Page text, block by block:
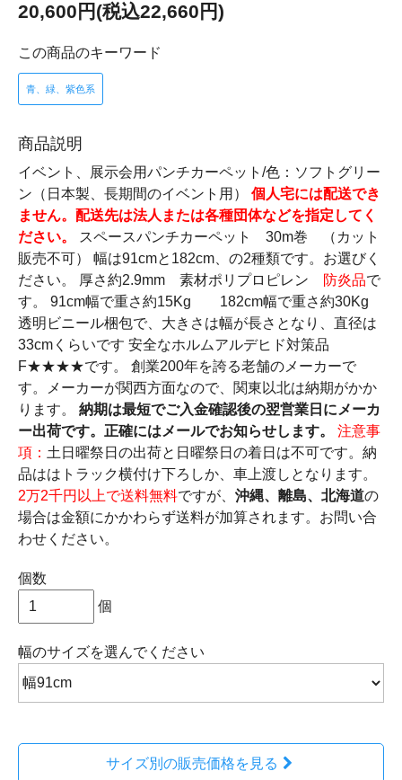
20,600円(税込22,660円)
この商品のキーワード
青、緑、紫色系
商品説明
イベント、展示会用パンチカーペット/色：ソフトグリー
ン（日本製、長期間のイベント用） 個人宅には配送でき
ません。配送先は法人または各種団体などを指定してく
ださい。
スペースパンチカーペット 30m巻 （カット
販売不可） 幅は91cmと182cm、の2種類です。お選びく
ださい。 厚さ約2.9mm 素材ポリプロピレン
防炎品で
す。 91cm幅で重さ約15Kg 182cm幅で重さ約30Kg
透明ビニール梱包で、大きさは幅が長さとなり、直径は
33cmくらいです 安全なホルムアルデヒド対策品
F★★★★です。 創業200年を誇る老舗のメーカーで
す。メーカーが関西方面なので、関東以北は納期がかか
ります。 納期は最短でご入金確認後の翌営業日にメーカ
ー出荷です。正確にはメールでお知らせします。
注意事
項： 土日曜祭日の出荷と日曜祭日の着日は不可です。納
品ははトラック横付け下ろしか、車上渡しとなります。
2万2千円以上で送料無料ですが、 沖縄、離島、北海道の
場合は金額にかかわらず送料が加算されます。お問い合
わせください。
個数
個
幅のサイズを選んでください
サイズ別の販売価格を見る